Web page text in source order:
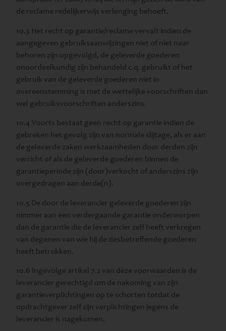
de reclame redelijkerwijs verlenging behoeft.
10.3 Het recht op garantie/reclame vervalt indien de
aangegeven gebruiksaanwijzingen niet of niet naar
behoren zijn opgevolgd, de geleverde goederen
onoordeelkundig zijn behandeld c.q. gebruikt of het
gebruik van de geleverde goederen niet in
overeenstemming is met de wettelijke voorschriften dan
wel gebruiksvoorschriften anderszins.
10.4 Voorts bestaat geen recht op garantie indien de
gebreken het gevolg zijn van normale slijtage, als er aan
de geleverde zaken werkzaamheden door derden zijn
verricht of als de geleverde goederen binnen de
garantieperiode zijn (door)verkocht of anderszins zijn
overgedragen aan derde(n).
10.5 De door de leverancier geleverde goederen zijn
nimmer aan een verdergaande garantie onderworpen
dan de garantie die de leverancier zelf heeft verkregen
van degenen van wie hij de desbetreffende goederen
heeft betrokken.
10.6 Ingevolge artikel 7.2 van deze voorwaarden is de
leverancier gerechtigd om de nakoming van zijn
garantieverplichtingen op te schorten totdat de
opdrachtgever zelf zijn verplichtingen jegens de
leverancier is nagekomen.